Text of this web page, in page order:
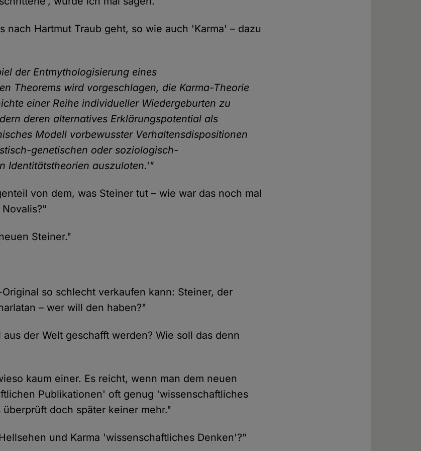
nach Hartmut Traub geht, so wie auch 'Karma' – dazu
der Entmythologisierung eines
Theorems wird vorgeschlagen, die Karma-Theorie
einer Reihe individueller Wiedergeburten zu
deren alternatives Erklärungspotential als
Modell vorbewusster Verhaltensdispositionen
genetischen oder soziologisch-
Identitätstheorien auszuloten.'"
von dem, was Steiner tut – wie war das noch mal
Steiner."
so schlecht verkaufen kann: Steiner, der
– wer will den haben?"
der Welt geschafft werden? Wie soll das denn
kaum einer. Es reicht, wenn man dem neuen
Publikationen' oft genug 'wissenschaftliches
doch später keiner mehr."
und Karma 'wissenschaftliches Denken'?"